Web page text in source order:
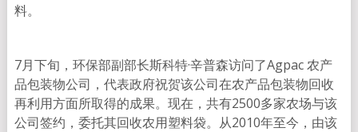
料。
7月下旬，环保部副部长斯科特·辛普森访问了Agpac 农产
品包装物公司，代表政府祝贺该公司在农产品包装物回收
再利用方面所取得的成果。现在，共有2500多家农场与该
公司签约，委托其回收农用塑料袋。从2010年至今，由该